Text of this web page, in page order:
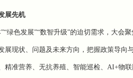
展先机
绿色发展”“数智升级”的迫切需求，大会
展现状、问题及未来方向，把握政策导向
精准营养、无抗养殖、智能巡检、AI+物